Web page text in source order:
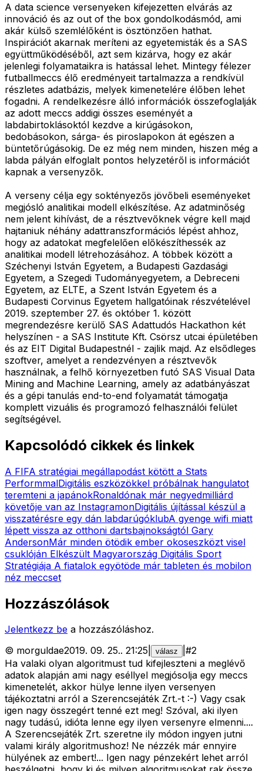
A data science versenyeken kifejezetten elvárás az
innováció és az out of the box gondolkodásmód, ami
akár külső szemlélőként is ösztönzően hathat.
Inspirációt akarnak meríteni az egyetemisták és a SAS
együttműködéséből, azt sem kizárva, hogy ez akár
jelenlegi folyamataikra is hatással lehet. Mintegy félezer
futballmeccs élő eredményeit tartalmazza a rendkívül
részletes adatbázis, melyek kimenetelére élőben lehet
fogadni. A rendelkezésre álló információk összefoglalják
az adott meccs addigi összes eseményét a
labdabirtoklásoktól kezdve a kirúgásokon,
bedobásokon, sárga- és piroslapokon át egészen a
büntetőrúgásokig. De ez még nem minden, hiszen még a
labda pályán elfoglalt pontos helyzetéről is információt
kapnak a versenyzők.
A verseny célja egy soktényezős jövőbeli eseményeket
megjósló analitikai modell elkészítése. Az adatminőség
nem jelent kihívást, de a résztvevőknek végre kell majd
hajtaniuk néhány adattranszformációs lépést ahhoz,
hogy az adatokat megfelelően előkészíthessék az
analitikai modell létrehozásához. A többek között a
Széchenyi István Egyetem, a Budapesti Gazdasági
Egyetem, a Szegedi Tudományegyetem, a Debreceni
Egyetem, az ELTE, a Szent István Egyetem és a
Budapesti Corvinus Egyetem hallgatóinak részvételével
2019. szeptember 27. és október 1. között
megrendezésre kerülő SAS Adattudós Hackathon két
helyszínen - a SAS Institute Kft. Csörsz utcai épületében
és az EIT Digital Budapestnél - zajlik majd. Az elsődleges
szoftver, amelyet a rendezvényen a résztvevők
használnak, a felhő környezetben futó SAS Visual Data
Mining and Machine Learning, amely az adatbányászat
és a gépi tanulás end-to-end folyamatát támogatja
komplett vizuális és programozó felhasználói felület
segítségével.
Kapcsolódó cikkek és linkek
A FIFA stratégiai megállapodást kötött a Stats
PerformmalDigitális eszközökkel próbálnak hangulatot
teremteni a japánokRonaldónak már negyedmilliárd
követője van az InstagramonDigitális újítással készül a
visszatérésre egy dán labdarúgóklubA gyenge wifi miatt
lépett vissza az otthoni dartsbajnokságtól Gary
AndersonMár minden ötödik ember okoseszközt visel
csuklóján Elkészült Magyarország Digitális Sport
Stratégiája A fiatalok egyötöde már tableten és mobilon
néz meccset
Hozzászólások
Jelentkezz be a hozzászóláshoz.
© morguldae2019. 09. 25.. 21:25 válasz #2
Ha valaki olyan algoritmust tud kifejleszteni a meglévő
adatok alapján ami nagy eséllyel megjósolja egy meccs
kimenetelét, akkor hülye lenne ilyen versenyen
tájékoztatni arról a Szerencsejáték Zrt.-t :-) Vagy csak
igen nagy összegért tenné ezt meg! Szóval, aki ilyen
nagy tudású, idióta lenne egy ilyen versenyre elmenni....
A Szerencsejáték Zrt. szeretne ily módon ingyen jutni
valami király algoritmushoz! Ne nézzék már ennyire
hülyének az embert!... Igen nagy pénzekért lehet arról